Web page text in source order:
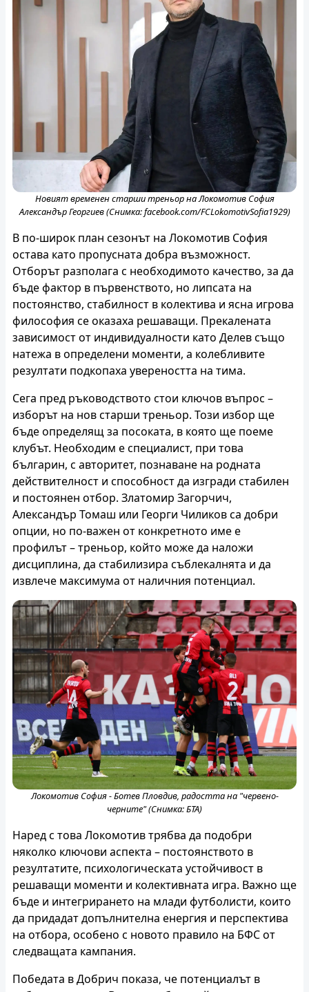
Новият временен старши треньор на Локомотив София
Александър Георгиев (Снимка: facebook.com/FCLokomotivSofia1929)
В по-широк план сезонът на Локомотив София
остава като пропусната добра възможност.
Отборът разполага с необходимото качество, за да
бъде фактор в първенството, но липсата на
постоянство, стабилност в колектива и ясна игрова
философия се оказаха решаващи. Прекалената
зависимост от индивидуалности като Делев също
натежа в определени моменти, а колебливите
резултати подкопаха увереността на тима.
Сега пред ръководството стои ключов въпрос –
изборът на нов старши треньор. Този избор ще
бъде определящ за посоката, в която ще поеме
клубът. Необходим е специалист, при това
българин, с авторитет, познаване на родната
действителност и способност да изгради стабилен
и постоянен отбор. Златомир Загорчич,
Александър Томаш или Георги Чиликов са добри
опции, но по-важен от конкретното име е
профилът – треньор, който може да наложи
дисциплина, да стабилизира съблекалнята и да
извлече максимума от наличния потенциал.
Локомотив София - Ботев Пловдив, радостта на "червено-
черните" (Снимка: БТА)
Наред с това Локомотив трябва да подобри
няколко ключови аспекта – постоянството в
резултатите, психологическата устойчивост в
решаващи моменти и колективната игра. Важно ще
бъде и интегрирането на млади футболисти, които
да придадат допълнителна енергия и перспектива
на отбора, особено с новото правило на БФС от
следващата кампания.
Победата в Добрич показа, че потенциалът в